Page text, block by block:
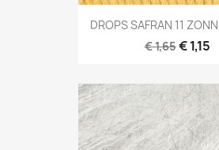
DROPS SAFRAN 11
€ 1,65€ 1,15